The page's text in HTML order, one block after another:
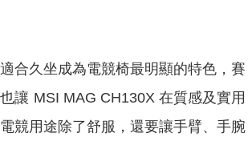
合久坐成為電競椅最明顯的特色，賽
讓 MSI MAG CH130X 在質感及實用
競用途除了舒服，還要讓手臂、手腕